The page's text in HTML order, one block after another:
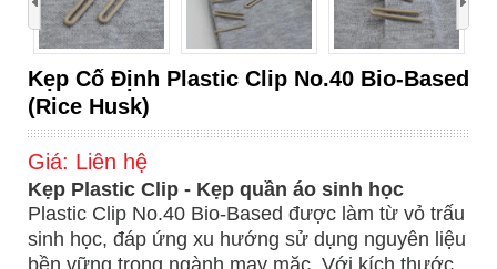
Kẹp Cố Định Plastic Clip No.40 Bio-Based
(Rice Husk)
Giá: Liên hệ
Kẹp Plastic Clip - Kẹp quần áo sinh học
Plastic Clip No.40 Bio-Based được làm từ vỏ trấu
sinh học, đáp ứng xu hướng sử dụng nguyên liệu